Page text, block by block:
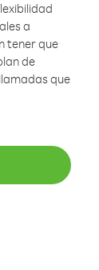
a
tener que
de
que